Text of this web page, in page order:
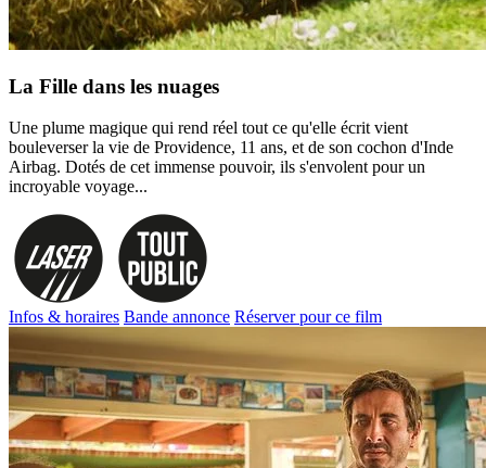
La Fille dans les nuages
Une plume magique qui rend réel tout ce qu'elle écrit vient
bouleverser la vie de Providence, 11 ans, et de son cochon d'Inde
Airbag. Dotés de cet immense pouvoir, ils s'envolent pour un
incroyable voyage...
Infos & horaires Bande annonce Réserver pour ce film